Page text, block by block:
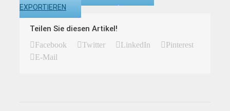
EXPORTIEREN
Teilen Sie diesen Artikel!
Facebook Twitter LinkedIn
Pinterest
E-Mail